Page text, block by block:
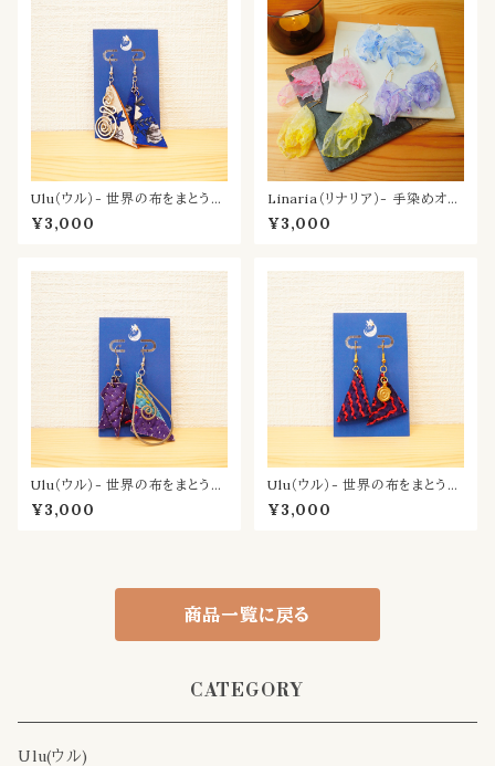
Ulu（ウル）- 世界の布をまとう耳
飾り／あおい
¥3,000
Linaria（リナリア）- 手染めオー
ガンジーの耳飾り
¥3,000
Ulu（ウル）- 世界の布をまとう耳
飾り／あめ
¥3,000
Ulu（ウル）- 世界の布をまとう耳
飾り／ほむら
¥3,000
商品一覧に戻る
CATEGORY
Ulu(ウル)